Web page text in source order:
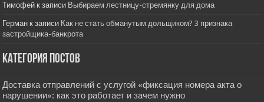
Тимофей к записи Выбираем лестницу-стремянку для дома
Герман к записи Как не стать обманутым дольщиком? 3 признака
застройщика-банкрота
Категория постов
Доставка отправлений с услугой «фиксация номера акта о
нарушении»: как это работает и зачем нужно